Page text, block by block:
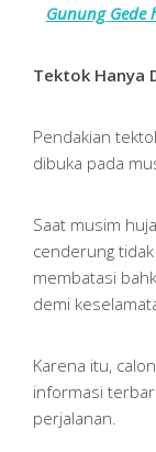
Gunung Gede
Tektok Hanya
Pendakian
dibuka pada
Saat musim
cenderung
membatasi
demi
Karena itu,
informasi
perjalanan.